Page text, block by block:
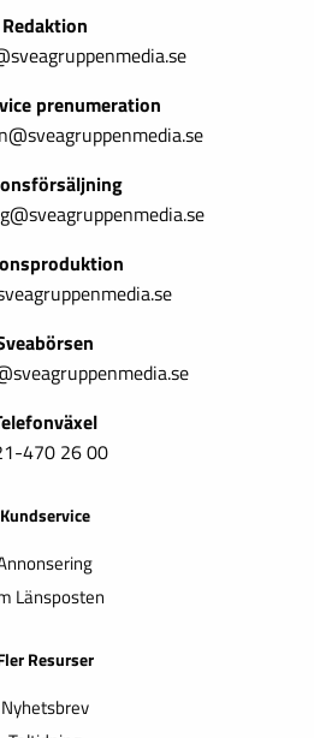
Redaktion
prenumeration
470 26 00
Kundservice
Länsposten
Resurser
Nyhetsbrev